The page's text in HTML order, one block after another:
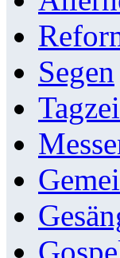
Segen